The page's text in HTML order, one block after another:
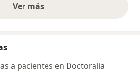
Ver másopiniones anteriores
a pacientes en Doctoralia